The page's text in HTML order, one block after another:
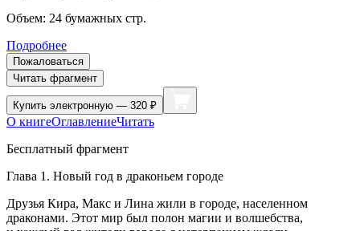
Объем: 24 бумажных стр.
Подробнее
Пожаловаться
Читать фрагмент
Купить электронную — 320 ₽
О книгеОглавлениеЧитать
Бесплатный фрагмент
Глава 1. Новый год в драконьем городе
Друзья Кира, Макс и Лина жили в городе, населенном
драконами. Этот мир был полон магии и волшебства,